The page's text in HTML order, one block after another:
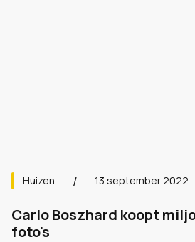
Huizen 13 september 2022
Carlo Boszhard koopt
foto's